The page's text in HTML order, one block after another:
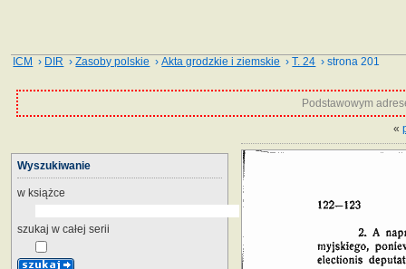
ICM › DIR ›Zasoby polskie ›Akta grodzkie i ziemskie ›T. 24 › strona 201
Podstawowym
«
Wyszukiwanie
w książce
szukaj w całej serii